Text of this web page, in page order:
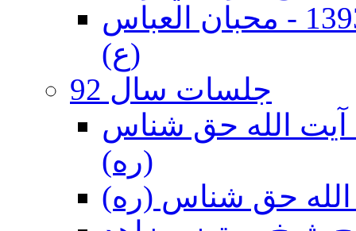
جلسات دهه اول محرم الحرام 1393 - محبان العباس
(ع)
جلسات سال 92
92 - حسينيه آيت الله حق شناس
(ره)